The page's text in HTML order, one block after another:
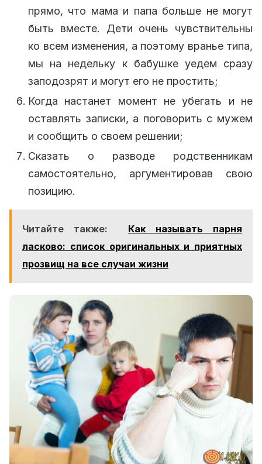
прямо, что мама и папа больше не могут
быть вместе. Дети очень чувствительны
ко всем изменения, а поэтому вранье типа,
мы на недельку к бабушке уедем сразу
заподозрят и могут его не простить;
Когда настанет момент не убегать и не
оставлять записки, а поговорить с мужем
и сообщить о своем решении;
Сказать о разводе родственникам
самостоятельно, аргументировав свою
позицию.
Читайте также:
Как называть парня
ласково: список оригинальных и приятных
прозвищ на все случаи жизни